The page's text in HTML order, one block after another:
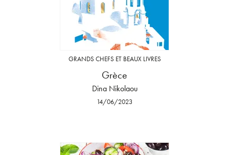
GRANDS CHEFS ET BEAUX LIVRES
Grèce
Dina Nikolaou
14/06/2023